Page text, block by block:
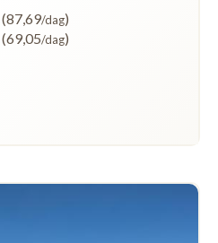
(87,69/dag)
(69,05/dag)